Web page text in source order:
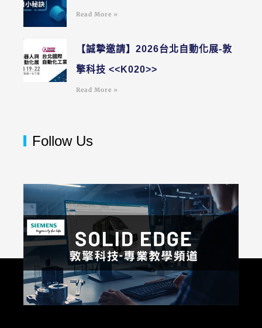
Read More »
【誠摯邀請】2026台北自動化展-敦
擎科技 <<K020>>
Read More »
Follow Us